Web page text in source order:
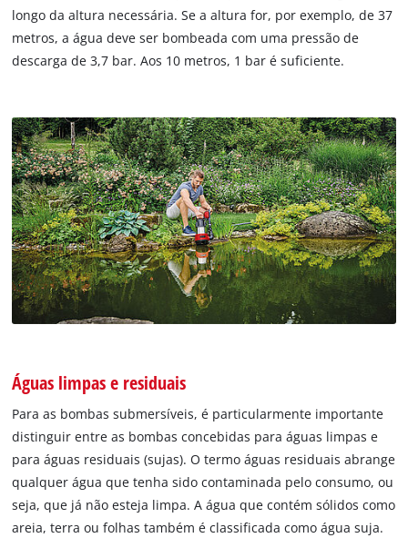
longo da altura necessária. Se a altura for, por exemplo, de 37
metros, a água deve ser bombeada com uma pressão de
descarga de 3,7 bar. Aos 10 metros, 1 bar é suficiente.
Águas limpas e residuais
Para as bombas submersíveis, é particularmente importante
distinguir entre as bombas concebidas para águas limpas e
para águas residuais (sujas). O termo águas residuais abrange
qualquer água que tenha sido contaminada pelo consumo, ou
seja, que já não esteja limpa. A água que contém sólidos como
areia, terra ou folhas também é classificada como água suja.